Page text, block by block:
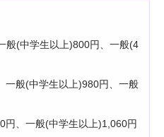
般(中学生以上)800円、一般(4
一般(中学生以上)980円、一般
円、一般(中学生以上)1,060円